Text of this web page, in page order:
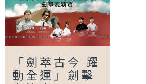
「劍萃古今·躍
動全運」劍擊